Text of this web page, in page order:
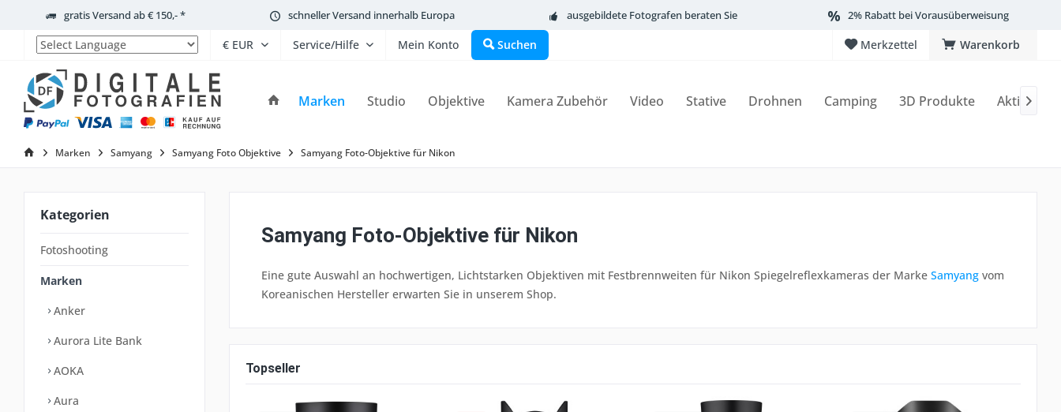
gratis Versand ab € 150,- * schneller Versand innerhalb Europa ausgebildete Fotografen beraten Sie 2% Rabatt bei Vorausüberweisung
Powered by
Warenkorb
Merkzettel
Service/Hilfe Mein Konto Suchen
Marken Studio Objektive Kamera Zubehör Video Stative Drohnen Camping 3D Produkte Aktionen

Marken Samyang Samyang Foto Objektive Samyang Foto-Objektive für Nikon
Kategorien
Fotoshooting
Marken
Anker
Aurora Lite Bank
AOKA
Aura
Samyang Foto-Objektive für Nikon
Eine gute Auswahl an hochwertigen, Lichtstarken Objektiven mit Festbrennweiten für Nikon Spiegelreflexkameras der Marke Samyang vom
Koreanischen Hersteller erwarten Sie in unserem Shop.
Topseller